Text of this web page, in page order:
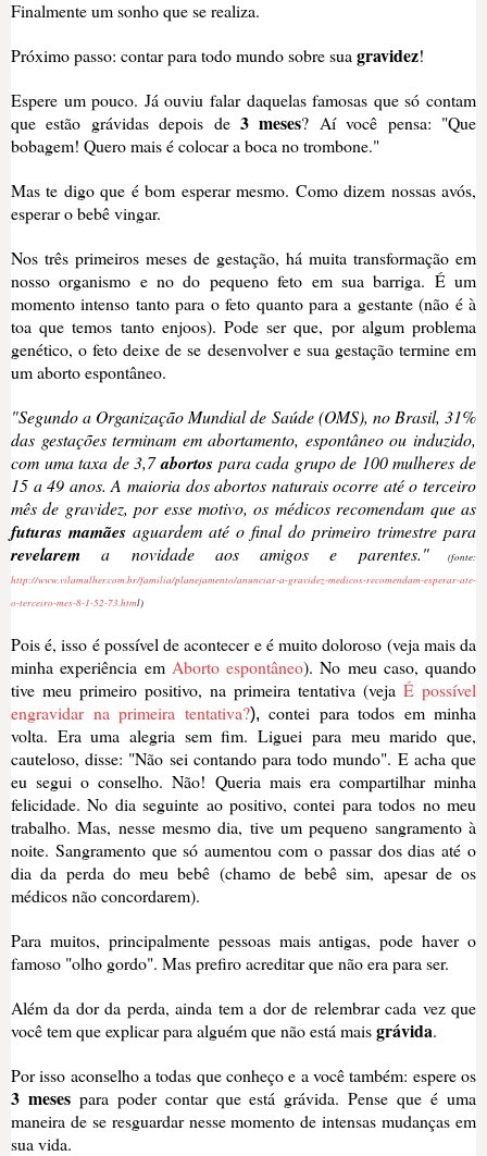
Finalmente um sonho que se realiza.
Próximo passo: contar para todo mundo sobre sua gravidez!
Espere um pouco. Já ouviu falar daquelas famosas que só contam
que estão grávidas depois de 3 meses? Aí você pensa: "Que
bobagem! Quero mais é colocar a boca no trombone."
Mas te digo que é bom esperar mesmo. Como dizem nossas avós,
esperar o bebê vingar.
Nos três primeiros meses de gestação, há muita transformação em
nosso organismo e no do pequeno feto em sua barriga. É um
momento intenso tanto para o feto quanto para a gestante (não é à
toa que temos tanto enjoos). Pode ser que, por algum problema
genético, o feto deixe de se desenvolver e sua gestação termine em
um aborto espontâneo.
"Segundo a Organização Mundial de Saúde (OMS), no Brasil, 31%
das gestações terminam em abortamento, espontâneo ou induzido,
com uma taxa de 3,7abortospara cada grupo de 100 mulheres de
15 a 49 anos. A maioria dos abortos naturais ocorre até o terceiro
mês de gravidez, por esse motivo, os médicos recomendam que as
futuras mamães aguardem até o final do primeiro trimestre para
revelarem a novidade aos amigos e parentes."
(fonte:
http://www.vilamulher.com.br/familia/planejamento/anunciar-a-gravidez-medicos-recomendam-esperar-ate-
o-terceiro-mes-8-1-52-73.html)
Pois é, isso é possível de acontecer e é muito doloroso (veja mais da
minha experiência em Aborto espontâneo). No meu caso, quando
tive meu primeiro positivo, na primeira tentativa (veja É possível
engravidar na primeira tentativa?), contei para todos em minha
volta. Era uma alegria sem fim. Liguei para meu marido que,
cauteloso, disse: "Não sei contando para todo mundo". E acha que
eu segui o conselho. Não! Queria mais era compartilhar minha
felicidade. No dia seguinte ao positivo, contei para todos no meu
trabalho. Mas, nesse mesmo dia, tive um pequeno sangramento à
noite. Sangramento que só aumentou com o passar dos dias até o
dia da perda do meu bebê (chamo de bebê sim, apesar de os
médicos não concordarem).
Para muitos, principalmente pessoas mais antigas, pode haver o
famoso "olho gordo". Mas prefiro acreditar que não era para ser.
Além da dor da perda, ainda tem a dor de relembrar cada vez que
você tem que explicar para alguém que não está maisgrávida.
Por isso aconselho a todas que conheço e a você também: espere os
3 mesespara poder contar que está grávida. Pense que é uma
maneira de se resguardar nesse momento de intensas mudanças em
sua vida.